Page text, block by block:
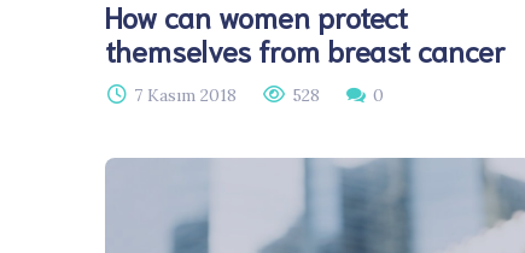
How can women protect
themselves from breast cancer
7 Kasım 2018 528 0